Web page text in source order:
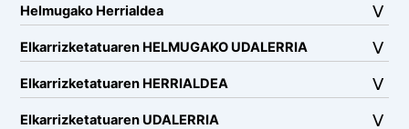
Helmugako Herrialdea
Elkarrizketatuaren HELMUGAKO UDALERRIA
Elkarrizketatuaren HERRIALDEA
Elkarrizketatuaren UDALERRIA